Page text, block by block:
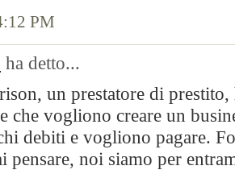
PM
ha detto...
un prestatore di prestito,
che vogliono creare un
debiti e vogliono pagare.
pensare, noi siamo per